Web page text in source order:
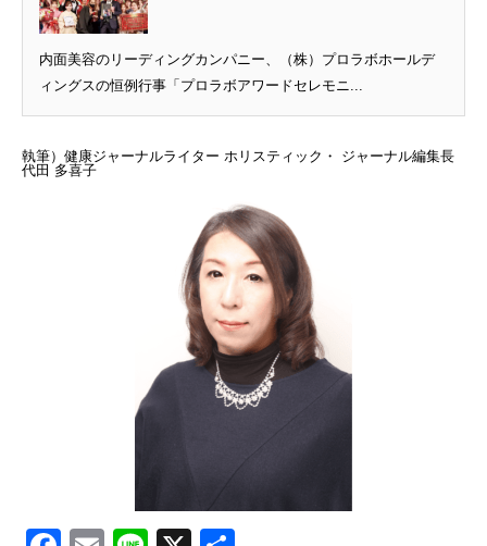
内面美容のリーディングカンパニー、（株）プロラボホールデ
ィングスの恒例行事「プロラボアワードセレモニ...
執筆）健康ジャーナルライター ホリスティック・ ジャーナル編集長
代田 多喜子